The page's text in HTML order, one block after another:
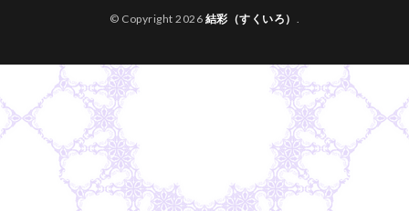
© Copyright 2026 結彩（すくいろ） .